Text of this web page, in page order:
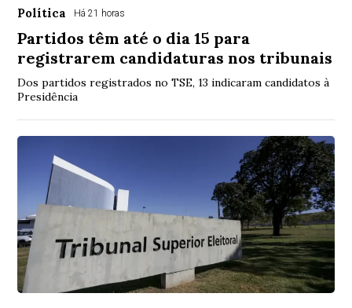
Política Há 21 horas
Partidos têm até o dia 15 para
registrarem candidaturas nos tribunais
Dos partidos registrados no TSE, 13 indicaram candidatos à
Presidência